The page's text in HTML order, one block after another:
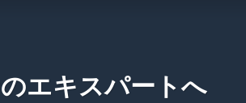
エキスパートへ